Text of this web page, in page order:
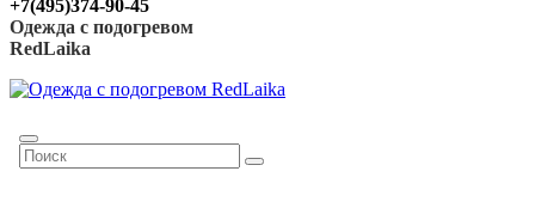
+7(495)374-90-45
Одежда с подогревом
RedLaika